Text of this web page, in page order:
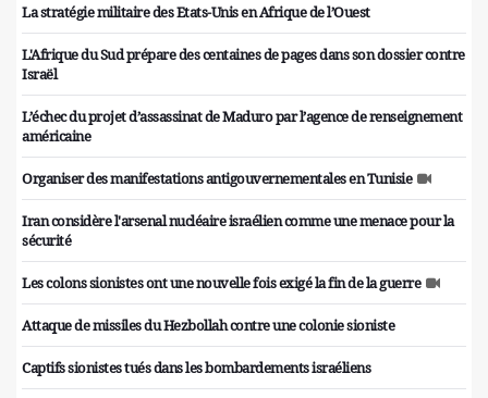
La stratégie militaire des Etats-Unis en Afrique de l’Ouest
L'Afrique du Sud prépare des centaines de pages dans son dossier contre
Israël
L’échec du projet d’assassinat de Maduro par l’agence de renseignement
américaine
Organiser des manifestations antigouvernementales en Tunisie
Iran considère l'arsenal nucléaire israélien comme une menace pour la
sécurité
Les colons sionistes ont une nouvelle fois exigé la fin de la guerre
Attaque de missiles du Hezbollah contre une colonie sioniste
Captifs sionistes tués dans les bombardements israéliens